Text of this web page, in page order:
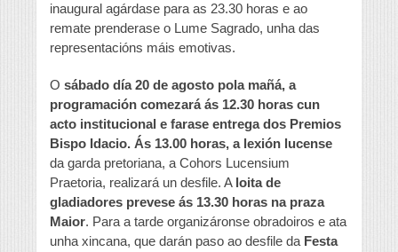
inaugural agárdase para as 23.30 horas e ao
remate prenderase o Lume Sagrado, unha das
representacións máis emotivas.
O sábado día 20 de agosto pola mañá, a
programación comezará ás 12.30 horas cun
acto institucional e farase entrega dos Premios
Bispo Idacio. Ás 13.00 horas, a lexión lucense
da garda pretoriana, a Cohors Lucensium
Praetoria, realizará un desfile. A loita de
gladiadores prevese ás 13.30 horas na praza
Maior. Para a tarde organizáronse obradoiros e ata
unha xincana, que darán paso ao desfile da Festa